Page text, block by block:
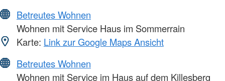
Betreutes Wohnen
Wohnen mit Service Haus im Sommerrain
Karte: Link zur Google Maps Ansicht
Betreutes Wohnen
Wohnen mit Service im Haus auf dem Killesberg